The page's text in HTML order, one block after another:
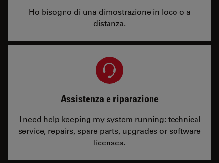
Ho bisogno di una dimostrazione in loco o a
distanza.
Assistenza e riparazione
I need help keeping my system running: technical
service, repairs, spare parts, upgrades or software
licenses.